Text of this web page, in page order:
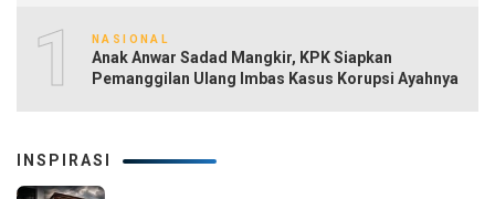
10NASIONAL
Anak Anwar Sadad Mangkir, KPK Siapkan
Pemanggilan Ulang Imbas Kasus Korupsi Ayahnya
INSPIRASI